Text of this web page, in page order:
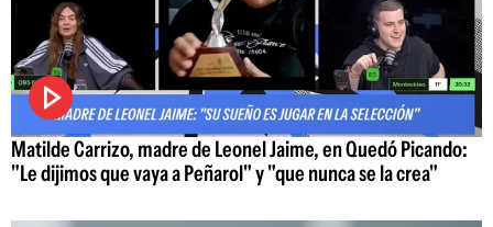
Matilde Carrizo, madre de Leonel Jaime, en Quedó Picando:
"Le dijimos que vaya a Peñarol" y "que nunca se la crea"